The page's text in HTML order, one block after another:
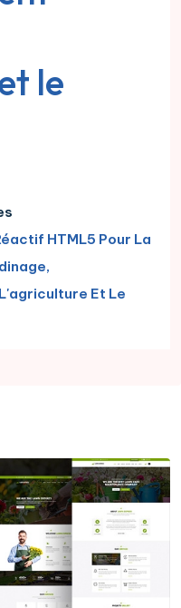
le
HTML5 Pour La
Et Le